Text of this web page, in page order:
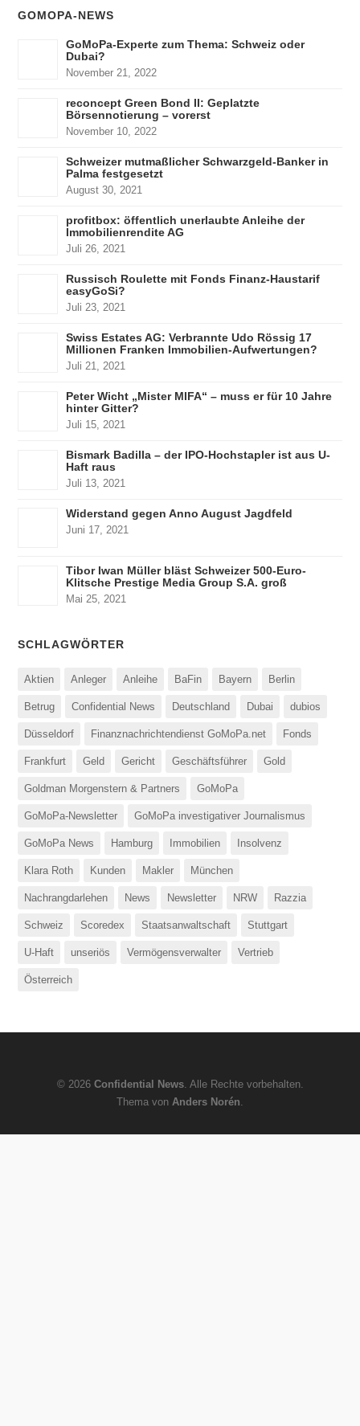
GOMOPA-NEWS
GoMoPa-Experte zum Thema: Schweiz oder
Dubai?
November 21, 2022
reconcept Green Bond II: Geplatzte
Börsennotierung – vorerst
November 10, 2022
Schweizer mutmaßlicher Schwarzgeld-Banker in
Palma festgesetzt
August 30, 2021
profitbox: öffentlich unerlaubte Anleihe der
Immobilienrendite AG
Juli 26, 2021
Russisch Roulette mit Fonds Finanz-Haustarif
easyGoSi?
Juli 23, 2021
Swiss Estates AG: Verbrannte Udo Rössig 17
Millionen Franken Immobilien-Aufwertungen?
Juli 21, 2021
Peter Wicht „Mister MIFA“ – muss er für 10 Jahre
hinter Gitter?
Juli 15, 2021
Bismark Badilla – der IPO-Hochstapler ist aus U-
Haft raus
Juli 13, 2021
Widerstand gegen Anno August Jagdfeld
Juni 17, 2021
Tibor Iwan Müller bläst Schweizer 500-Euro-
Klitsche Prestige Media Group S.A. groß
Mai 25, 2021
SCHLAGWÖRTER
Aktien Anleger Anleihe BaFin Bayern Berlin
Betrug Confidential News Deutschland Dubai dubios
Düsseldorf Finanznachrichtendienst GoMoPa.net Fonds
Frankfurt Geld Gericht Geschäftsführer Gold
Goldman Morgenstern & Partners GoMoPa
GoMoPa-Newsletter GoMoPa investigativer Journalismus
GoMoPa News Hamburg Immobilien Insolvenz
Klara Roth Kunden Makler München
Nachrangdarlehen News Newsletter NRW Razzia
Schweiz Scoredex Staatsanwaltschaft Stuttgart
U-Haft unseriös Vermögensverwalter Vertrieb
Österreich
© 2026 Confidential News. Alle Rechte vorbehalten.
Thema von Anders Norén.